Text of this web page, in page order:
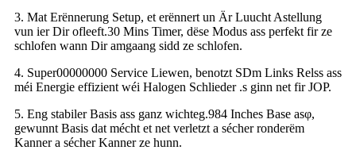
3. Mat Erënnerung Setup, et erënnert un Är Luucht Astellung
vun ier Dir ofleeft.30 Mins Timer, dëse Modus ass perfekt fir ze
schlofen wann Dir amgaang sidd ze schlofen.
4. Super00000000 Service Liewen, benotzt SDm Links Relss ass
méi Energie effizient wéi Halogen Schlieder .s ginn net fir JOP.
5. Eng stabiler Basis ass ganz wichteg.984 Inches Base asφ,
gewunnt Basis dat mécht et net verletzt a sécher ronderëm
Kanner a sécher Kanner ze hunn.